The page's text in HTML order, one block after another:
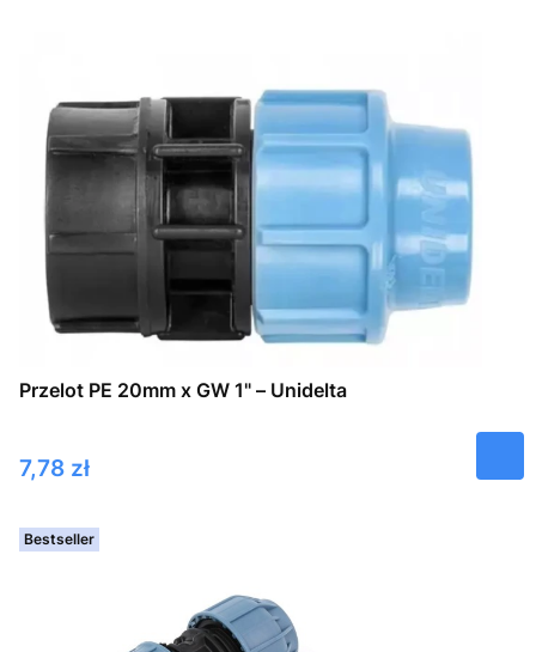
Przelot PE 20mm x GW 1" – Unidelta
Cena
7,78 zł
Bestseller